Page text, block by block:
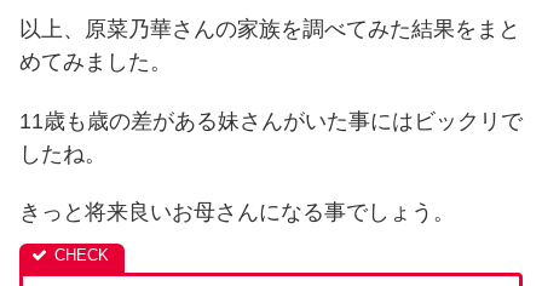
以上、原菜乃華さんの家族を調べてみた結果をまと
めてみました。
11歳も歳の差がある妹さんがいた事にはビックリで
したね。
きっと将来良いお母さんになる事でしょう。